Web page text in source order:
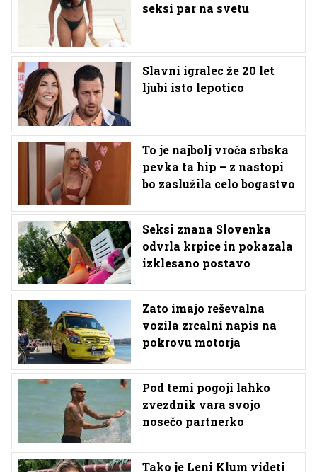
seksi par na svetu
Slavni igralec že 20 let
ljubi isto lepotico
To je najbolj vroča srbska
pevka ta hip – z nastopi
bo zaslužila celo bogastvo
Seksi znana Slovenka
odvrla krpice in pokazala
izklesano postavo
Zato imajo reševalna
vozila zrcalni napis na
pokrovu motorja
Pod temi pogoji lahko
zvezdnik vara svojo
nosečo partnerko
Tako je Leni Klum videti